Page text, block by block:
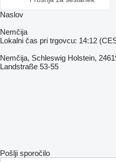
Naslov
Nemčija
Lokalni čas pri trgovcu: 14:12
Nemčija, Schleswig Holstein,
Landstraße 53-55
Pošlji sporočilo